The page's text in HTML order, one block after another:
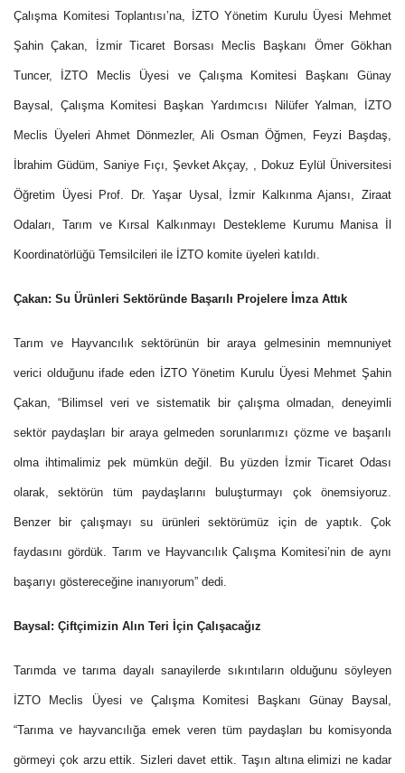
Çalışma Komitesi Toplantısı’na, İZTO Yönetim Kurulu Üyesi Mehmet
Şahin Çakan, İzmir Ticaret Borsası Meclis Başkanı Ömer Gökhan
Tuncer, İZTO Meclis Üyesi ve Çalışma Komitesi Başkanı Günay
Baysal, Çalışma Komitesi Başkan Yardımcısı Nilüfer Yalman, İZTO
Meclis Üyeleri Ahmet Dönmezler, Ali Osman Öğmen, Feyzi Başdaş,
İbrahim Güdüm, Saniye Fıçı, Şevket Akçay, , Dokuz Eylül Üniversitesi
Öğretim Üyesi Prof. Dr. Yaşar Uysal, İzmir Kalkınma Ajansı, Ziraat
Odaları, Tarım ve Kırsal Kalkınmayı Destekleme Kurumu Manisa İl
Koordinatörlüğü Temsilcileri ile İZTO komite üyeleri katıldı.
Çakan: Su Ürünleri Sektöründe Başarılı Projelere İmza Attık
Tarım ve Hayvancılık sektörünün bir araya gelmesinin memnuniyet
verici olduğunu ifade eden İZTO Yönetim Kurulu Üyesi Mehmet Şahin
Çakan, “Bilimsel veri ve sistematik bir çalışma olmadan, deneyimli
sektör paydaşları bir araya gelmeden sorunlarımızı çözme ve başarılı
olma ihtimalimiz pek mümkün değil. Bu yüzden İzmir Ticaret Odası
olarak, sektörün tüm paydaşlarını buluşturmayı çok önemsiyoruz.
Benzer bir çalışmayı su ürünleri sektörümüz için de yaptık. Çok
faydasını gördük. Tarım ve Hayvancılık Çalışma Komitesi’nin de aynı
başarıyı göstereceğine inanıyorum” dedi.
Baysal: Çiftçimizin Alın Teri İçin Çalışacağız
Tarımda ve tarıma dayalı sanayilerde sıkıntıların olduğunu söyleyen
İZTO Meclis Üyesi ve Çalışma Komitesi Başkanı Günay Baysal,
“Tarıma ve hayvancılığa emek veren tüm paydaşları bu komisyonda
görmeyi çok arzu ettik. Sizleri davet ettik. Taşın altına elimizi ne kadar